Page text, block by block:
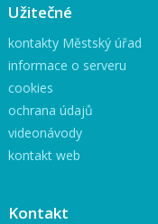
Užitečné
kontakty Městský úřad
informace o serveru
cookies
ochrana údajů
videonávody
kontakt web
Kontakt